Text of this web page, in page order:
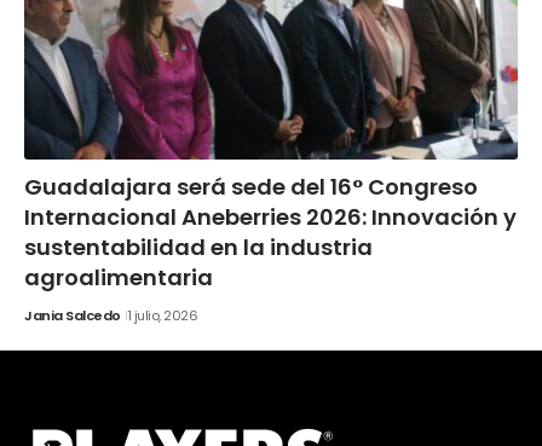
Guadalajara será sede del 16° Congreso
Internacional Aneberries 2026: Innovación y
sustentabilidad en la industria
agroalimentaria
Jania Salcedo 1 julio, 2026